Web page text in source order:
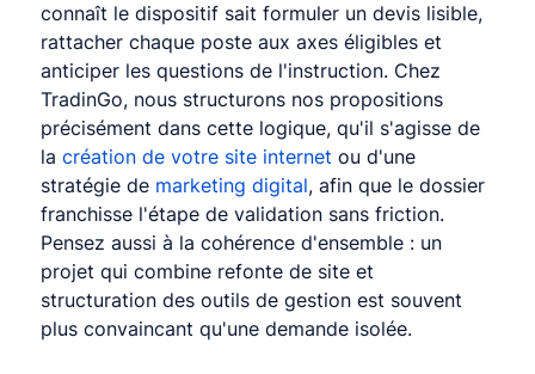
connaît le dispositif sait formuler un devis lisible,
rattacher chaque poste aux axes éligibles et
anticiper les questions de l'instruction. Chez
TradinGo, nous structurons nos propositions
précisément dans cette logique, qu'il s'agisse de
la création de votre site internet ou d'une
stratégie de marketing digital, afin que le dossier
franchisse l'étape de validation sans friction.
Pensez aussi à la cohérence d'ensemble : un
projet qui combine refonte de site et
structuration des outils de gestion est souvent
plus convaincant qu'une demande isolée.